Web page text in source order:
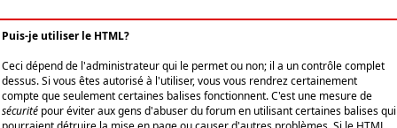
Puis-je utiliser le HTML?
Ceci dépend de l'administrateur qui le permet ou non; il a un contrôle complet
dessus. Si vous êtes autorisé à l'utiliser, vous vous rendrez certainement
compte que seulement certaines balises fonctionnent. C'est une mesure de
sécurité pour éviter aux gens d'abuser du forum en utilisant certaines balises qui